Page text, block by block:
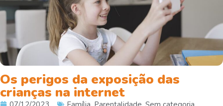
Os perigos da exposição das
crianças na internet